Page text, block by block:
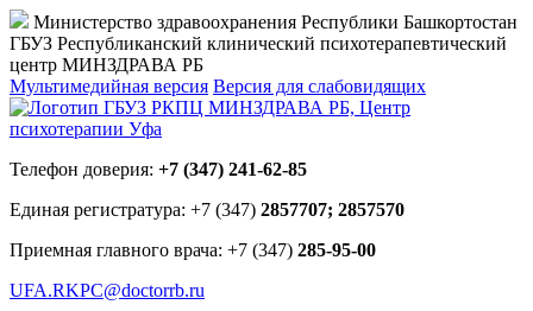
Министерство здравоохранения Республики Башкортостан
ГБУЗ Республиканский клинический психотерапевтический
центр МИНЗДРАВА РБ
Мультимедийная версия Версия для слабовидящих
Телефон доверия: +7 (347) 241-62-85
Единая регистратура: +7 (347) 2857707; 2857570
Приемная главного врача: +7 (347) 285-95-00
UFA.RKPC@doctorrb.ru